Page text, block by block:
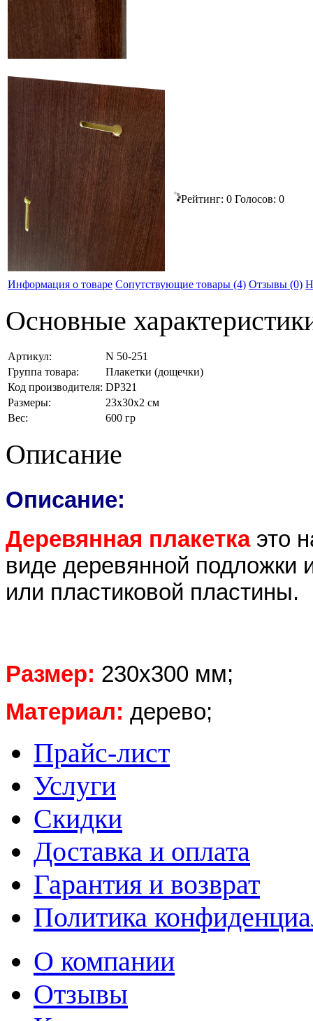
Рейтинг: 0 Голосов: 0
Информация о товаре Сопутствующие товары (4) Отзывы (0)
Основные
Артикул:
N 50-251
Группа товара:
Плакетки (дощечки)
Код производителя: DP321
Размеры:
23x30x2 см
Вес:
600 гр
Описание
Описание:
Деревянная плакеткаэто
виде деревянной подложки
или пластиковой пластины.
Размер: 230х300 мм;
Материал: дерево;
Прайс-лист
Услуги
Скидки
Доставка и оплата
Гарантия и возврат
Политика
О компании
Отзывы